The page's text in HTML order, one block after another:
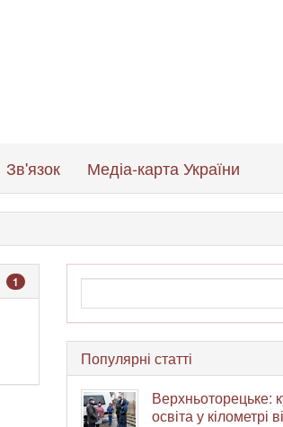
Зв'язок Медіа-карта України
1
Популярні статті
Верхньоторецьке:
освіта у кілометрі